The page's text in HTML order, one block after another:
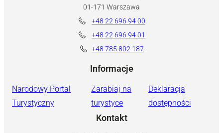
01-171 Warszawa
+48 22 696 94 00
+48 22 696 94 01
+48 785 802 187
Informacje
Narodowy Portal
Turystyczny
Zarabiaj na
turystyce
Deklaracja
dostępności
Kontakt